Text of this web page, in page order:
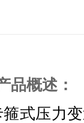
品概述：
式压力变